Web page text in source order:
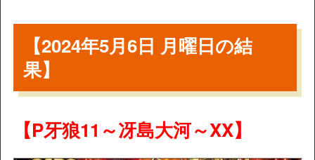
【2024年5月6日 月曜日の結
果】
【P牙狼11～冴島大河～XX】